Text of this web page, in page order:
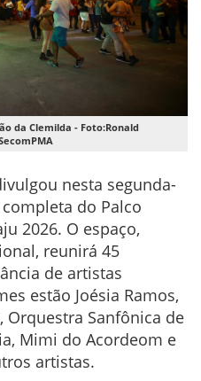
da Clemilda - Foto:Ronald
nesta segunda-
do Palco
2026. O espaço,
reunirá 45
de artistas
estão Joésia Ramos,
Orquestra Sanfônica de
Mimi do Acordeom e
artistas.